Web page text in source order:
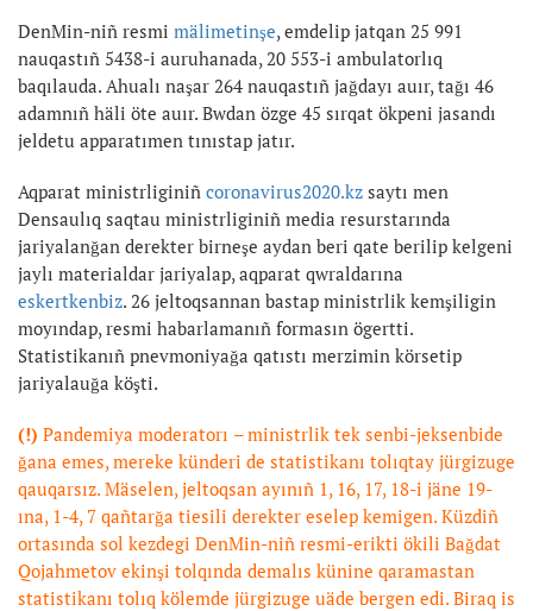
DenMin-niñ resmi mälimetinşe, emdelip jatqan 25 991
nauqastıñ 5438-i auruhanada, 20 553-i ambulatorlıq
baqılauda. Ahualı naşar 264 nauqastıñ jağdayı auır, tağı 46
adamnıñ häli öte auır. Bwdan özge 45 sırqat ökpeni jasandı
jeldetu apparatımen tınıstap jatır.
Aqparat ministrliginiñ coronavirus2020.kz saytı men
Densaulıq saqtau ministrliginiñ media resurstarında
jariyalanğan derekter birneşe aydan beri qate berilip kelgeni
jaylı materialdar jariyalap, aqparat qwraldarına
eskertkenbiz. 26 jeltoqsannan bastap ministrlik kemşiligin
moyındap, resmi habarlamanıñ formasın ögertti.
Statistikanıñ pnevmoniyağa qatıstı merzimin körsetip
jariyalauğa köşti.
(!) Pandemiya moderatorı –ministrlik tek senbi-jeksenbide
ğana emes, mereke künderi de statistikanı tolıqtay jürgizuge
qauqarsız. Mäselen, jeltoqsan ayınıñ 1, 16, 17, 18-i jäne 19-
ına, 1-4, 7 qañtarğa tiesili derekter eselep kemigen. Küzdiñ
ortasında sol kezdegi DenMin-niñ resmi-erikti ökili Bağdat
Qojahmetov ekinşi tolqında demalıs künine qaramastan
statistikanı tolıq kölemde jürgizuge uäde bergen edi. Biraq is